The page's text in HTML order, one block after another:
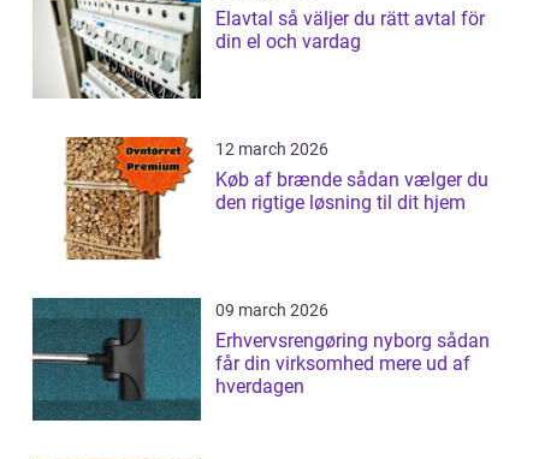
Elavtal så väljer du rätt avtal för
din el och vardag
12 march 2026
Køb af brænde sådan vælger du
den rigtige løsning til dit hjem
09 march 2026
Erhvervsrengøring nyborg sådan
får din virksomhed mere ud af
hverdagen